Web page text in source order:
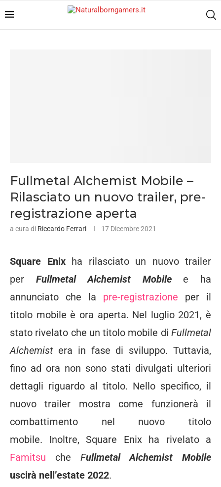
Fullmetal Alchemist Mobile –
Rilasciato un nuovo trailer, pre-
registrazione aperta
a cura di Riccardo Ferrari 17 Dicembre 2021
Square Enixha rilasciato un nuovo trailer
per Fullmetal Alchemist Mobilee ha
annunciato che la pre-registrazione per il
titolo mobile è ora aperta. Nel luglio 2021, è
stato rivelato che un titolo mobile diFullmetal
Alchemistera in fase di sviluppo. Tuttavia,
fino ad ora non sono stati divulgati ulteriori
dettagli riguardo al titolo. Nello specifico, il
nuovo trailer mostra come funzionerà il
combattimento nel nuovo titolo
mobile. Inoltre, Square Enix ha rivelato a
Famitsu che Fullmetal Alchemist Mobile
uscirà nell’estate 2022.